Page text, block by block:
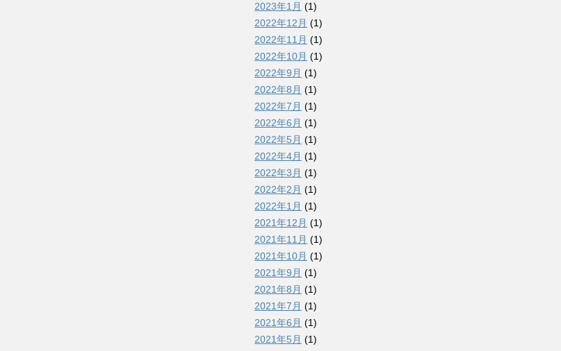
2023年1月 (1)
2022年12月 (1)
2022年11月 (1)
2022年10月 (1)
2022年9月 (1)
2022年8月 (1)
2022年7月 (1)
2022年6月 (1)
2022年5月 (1)
2022年4月 (1)
2022年3月 (1)
2022年2月 (1)
2022年1月 (1)
2021年12月 (1)
2021年11月 (1)
2021年10月 (1)
2021年9月 (1)
2021年8月 (1)
2021年7月 (1)
2021年6月 (1)
2021年5月 (1)